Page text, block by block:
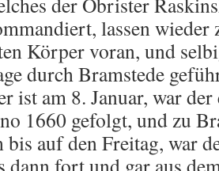
lassen wieder
Körper voran, und
durch Bramstede
ist am 8. Januar, war
1660 gefolgt, und zu
bis auf den Freitag, war
dann fort und gar aus